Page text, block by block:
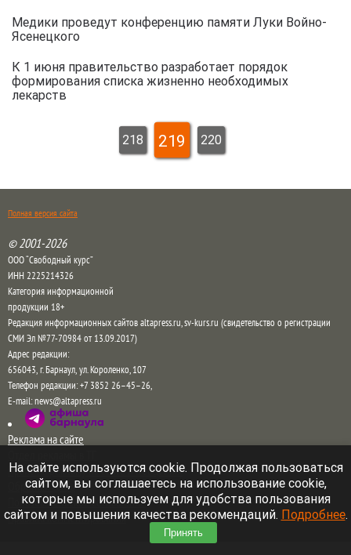
Медики проведут конференцию памяти Луки Войно-
Ясенецкого
К 1 июня правительство разработает порядок
формирования списка жизненно необходимых
лекарств
218 219 220
Полная версия сайта
© 2001-2026
ООО “Свободный курс”
ИНН 2225214326
Категория информационной
продукции 18+
Редакция информационных сайтов altapress.ru, sv-kurs.ru (свидетельство о регистрации
СМИ Эл №77-70984 от 13.09.2017)
Адрес редакции:
656043,г. Барнаул,ул. Короленко, 107
Телефон редакции:+7 3852 26–45–26,
E-mail:news@altapress.ru
Реклама на сайте
Прайс на рекламу на сайте и в соцсетях
Обратная связь
Пользовательское соглашение
Правила комментирования
На сайте используются cookie. Продолжая пользоваться
сайтом, вы соглашаетесь на использование cookie,
которые мы используем для удобства пользования
сайтом и повышения качества рекомендаций. Подробнее.
Принять